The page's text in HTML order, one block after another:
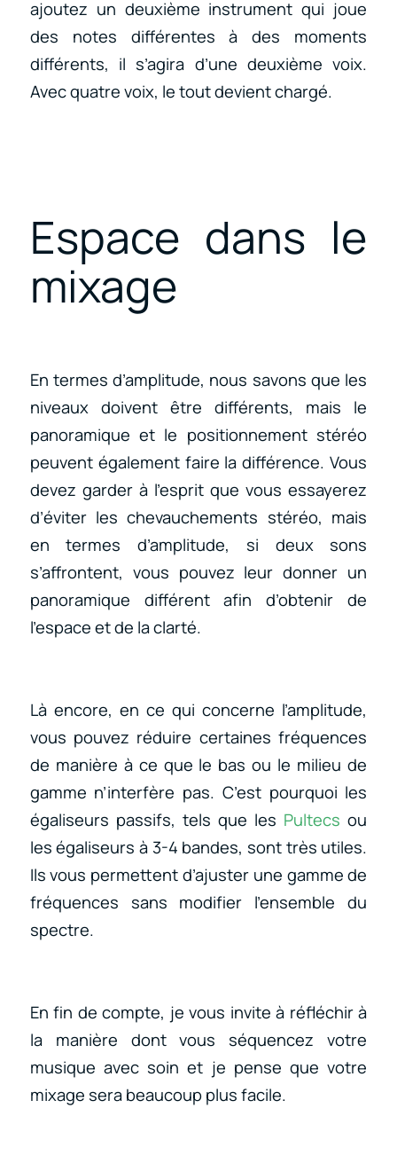
ajoutez un deuxième instrument qui joue
des notes différentes à des moments
différents, il s’agira d’une deuxième voix.
Avec quatre voix, le tout devient chargé.
Espace dans le
mixage
En termes d’amplitude, nous savons que les
niveaux doivent être différents, mais le
panoramique et le positionnement stéréo
peuvent également faire la différence. Vous
devez garder à l’esprit que vous essayerez
d’éviter les chevauchements stéréo, mais
en termes d’amplitude, si deux sons
s’affrontent, vous pouvez leur donner un
panoramique différent afin d’obtenir de
l’espace et de la clarté.
Là encore, en ce qui concerne l’amplitude,
vous pouvez réduire certaines fréquences
de manière à ce que le bas ou le milieu de
gamme n’interfère pas. C’est pourquoi les
égaliseurs passifs, tels que les Pultecs ou
les égaliseurs à 3-4 bandes, sont très utiles.
Ils vous permettent d’ajuster une gamme de
fréquences sans modifier l’ensemble du
spectre.
En fin de compte, je vous invite à réfléchir à
la manière dont vous séquencez votre
musique avec soin et je pense que votre
mixage sera beaucoup plus facile.